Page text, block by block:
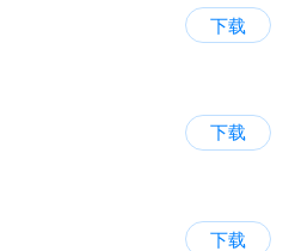
下载
下载
下载